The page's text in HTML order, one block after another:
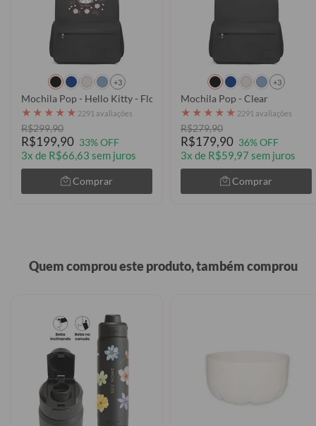
+3
Mochila Pop - Hello Kitty - Floral Cute
★ ★ ★ ★ ★ 2291 avaliações
R$299,90
R$199,90 33% OFF
3x de R$66,63 sem juros
Comprar
+3
Mochila Pop - Clear
★ ★ ★ ★ ★ 2291 avaliações
R$279,90
R$179,90 36% OFF
3x de R$59,97 sem juros
Comprar
Quem comprou este produto, também comprou